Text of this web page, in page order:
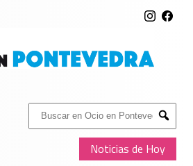
Buscar:
Submit
Noticias de Hoy